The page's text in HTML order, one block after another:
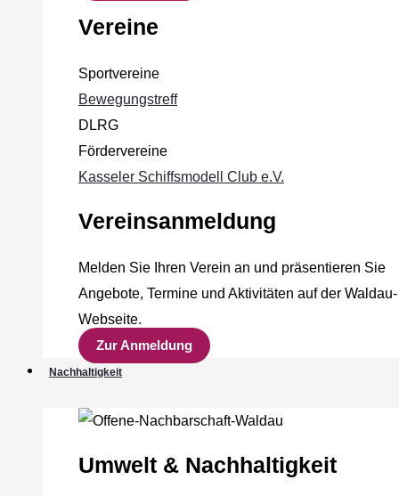
Vereine
Sportvereine
Bewegungstreff
DLRG
Fördervereine
Kasseler Schiffsmodell Club e.V.
Vereinsanmeldung
Melden Sie Ihren Verein an und präsentieren Sie
Angebote, Termine und Aktivitäten auf der Waldau-
Webseite.
Zur Anmeldung
Nachhaltigkeit
Umwelt & Nachhaltigkeit